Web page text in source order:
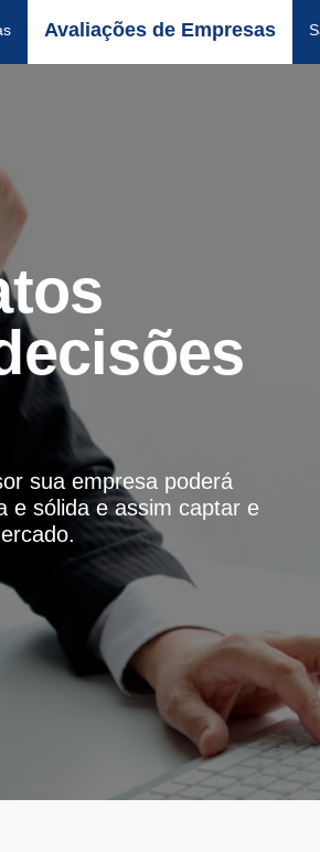
Avaliações de Empresas
sua empresa poderá
e sólida e assim captar e